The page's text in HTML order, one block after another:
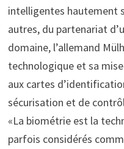
intelligentes hautement
autres, du partenariat
domaine, l’allemand
technologique et sa
aux cartes
sécurisation et de
«La biométrie est la
parfois considérés